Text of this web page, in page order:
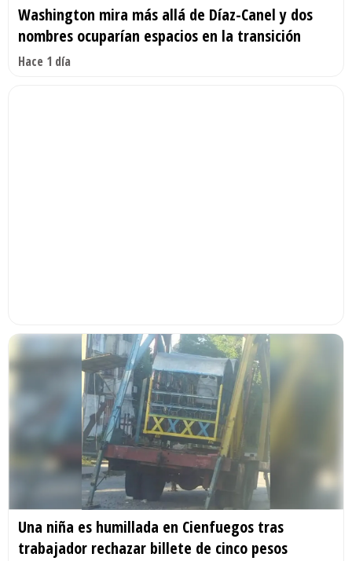
Washington mira más allá de Díaz-Canel y dos
nombres ocuparían espacios en la transición
Hace 1 día
Una niña es humillada en Cienfuegos tras
trabajador rechazar billete de cinco pesos